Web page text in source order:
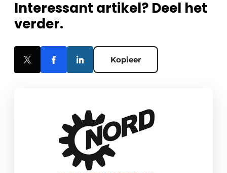
Interessant artikel? Deel het
verder.
Kopieer